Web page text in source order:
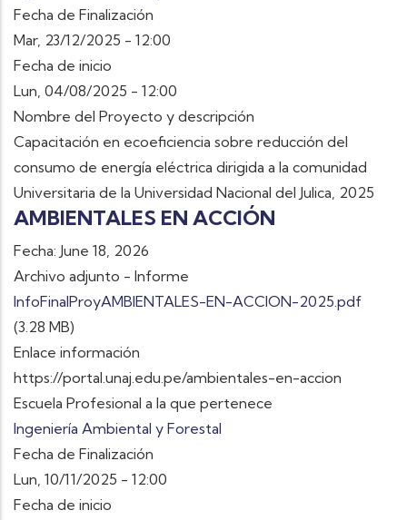
Fecha de Finalización
Mar, 23/12/2025 - 12:00
Fecha de inicio
Lun, 04/08/2025 - 12:00
Nombre del Proyecto y descripción
Capacitación en ecoeficiencia sobre reducción del
consumo de energía eléctrica dirigida a la comunidad
Universitaria de la Universidad Nacional del Julica, 2025
AMBIENTALES EN ACCIÓN
Fecha: June 18, 2026
Archivo adjunto - Informe
InfoFinalProyAMBIENTALES-EN-ACCION-2025.pdf
(3.28 MB)
Enlace información
https://portal.unaj.edu.pe/ambientales-en-accion
Escuela Profesional a la que pertenece
Ingeniería Ambiental y Forestal
Fecha de Finalización
Lun, 10/11/2025 - 12:00
Fecha de inicio